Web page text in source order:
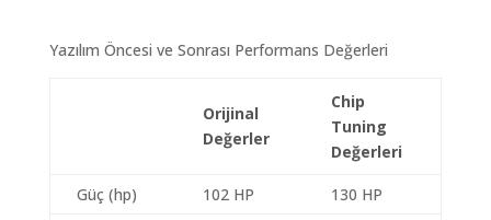
Yazılım Öncesi ve Sonrası Performans Değerleri
Orijinal
Değerler
Chip
Tuning
Değerleri
Güç (hp) 102 HP
130 HP